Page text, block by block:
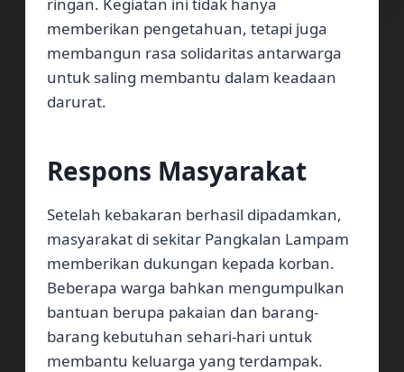
memberikan pengetahuan, tetapi juga
membangun rasa solidaritas antarwarga
untuk saling membantu dalam keadaan
darurat.
Respons Masyarakat
Setelah kebakaran berhasil dipadamkan,
masyarakat di sekitar Pangkalan Lampam
memberikan dukungan kepada korban.
Beberapa warga bahkan mengumpulkan
bantuan berupa pakaian dan barang-
barang kebutuhan sehari-hari untuk
membantu keluarga yang terdampak.